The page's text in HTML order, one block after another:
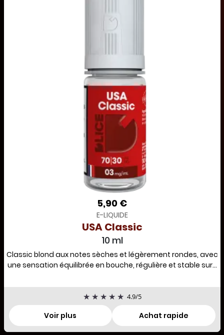
5,90 €
E-LIQUIDE
USA Classic
10 ml
Classic blond aux notes sèches et légèrement rondes, avec
une sensation équilibrée en bouche, régulière et stable sur...
4.9/5
Voir plus Achat rapide